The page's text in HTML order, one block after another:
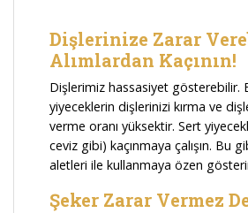
Dişlerinize Zarar
Alımlardan Kaçının!
Dişlerimiz hassasiyet gösterebilir.
yiyeceklerin dişlerinizi kırma ve
verme oranı yüksektir. Sert
ceviz gibi) kaçınmaya çalışın. Bu
aletleri ile kullanmaya özen
Şeker Zarar Vermez